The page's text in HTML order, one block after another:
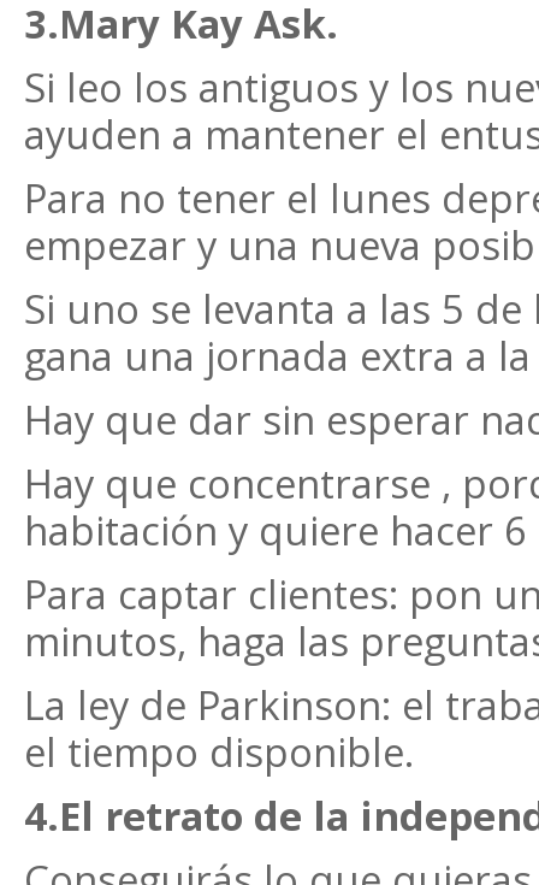
3.Mary Kay Ask.
Si leo los antiguos y los
ayuden a mantener el
Para no tener el lunes
empezar y una nueva
Si uno se levanta a las 5
gana una jornada extra a
Hay que dar sin esperar
Hay que concentrarse ,
habitación y quiere hacer 6
Para captar clientes: pon
minutos, haga las
La ley de Parkinson: el
el tiempo disponible.
4.El retrato de la